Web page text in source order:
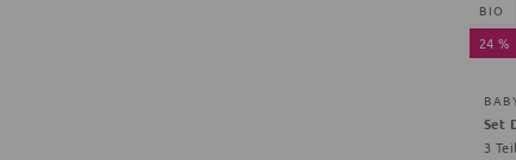
BIO
24 %
Set
3